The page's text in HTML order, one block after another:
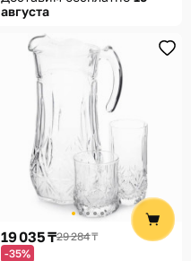
августа
19 035 ₸29 284 ₸
-35%